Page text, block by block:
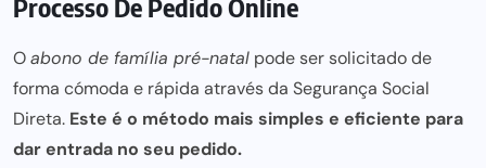
Oabono de família pré-natal pode ser solicitado de
forma cómoda e rápida através da Segurança Social
Direta. Este é o método mais simples e eficiente para
dar entrada no seu pedido.